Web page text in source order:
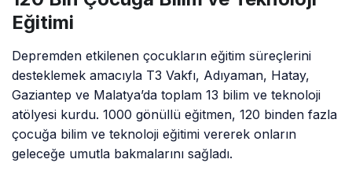
Eğitimi
Depremden etkilenen çocukların eğitim süreçlerini
desteklemek amacıyla T3 Vakfı, Adıyaman, Hatay,
Gaziantep ve Malatya’da toplam 13 bilim ve teknoloji
atölyesi kurdu. 1000 gönüllü eğitmen, 120 binden fazla
çocuğa bilim ve teknoloji eğitimi vererek onların
geleceğe umutla bakmalarını sağladı.